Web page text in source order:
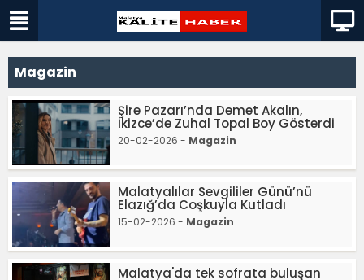
Magazin
Şire Pazarı’nda Demet Akalın,
İkizce’de Zuhal Topal Boy Gösterdi
20-02-2026 - Magazin
Malatyalılar Sevgililer Günü’nü
Elazığ’da Coşkuyla Kutladı
15-02-2026 - Magazin
Malatya'da tek sofrata buluşan